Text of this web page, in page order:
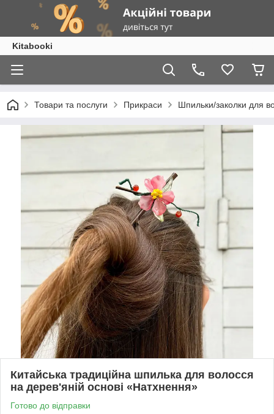
Kitabooki
Товари та послуги Прикраси Шпильки/заколки для
Китайська традиційна шпилька для волосся
на дерев'яній основі «Натхнення»
Готово до відправки